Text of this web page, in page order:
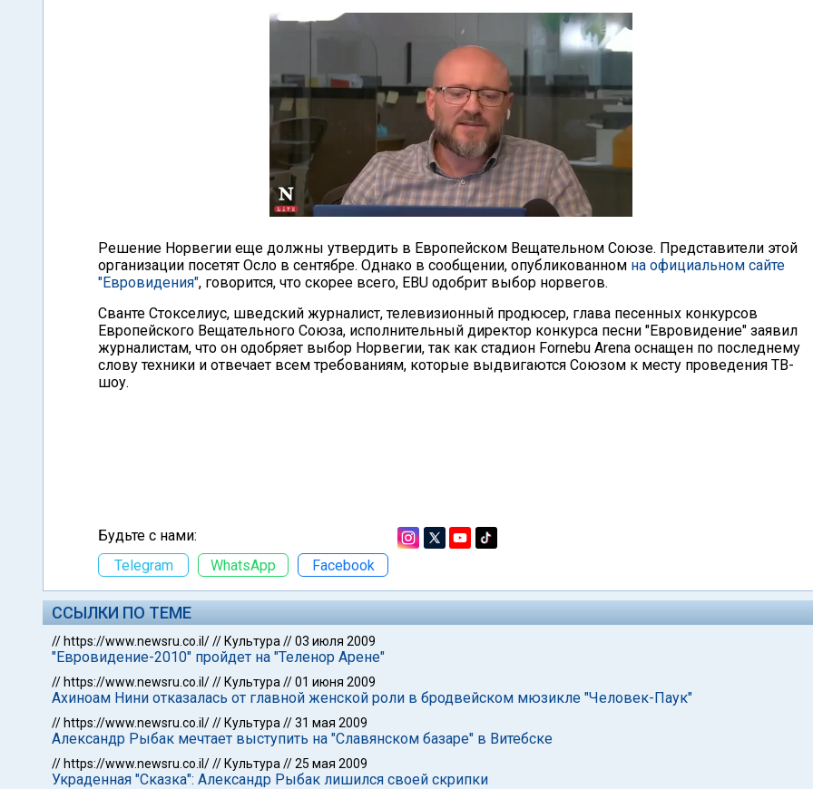
Решение Норвегии еще должны утвердить в Европейском Вещательном Союзе. Представители этой
организации посетят Осло в сентябре. Однако в сообщении, опубликованном на официальном сайте
"Евровидения", говорится, что скорее всего, EBU одобрит выбор норвегов.
Сванте Стокселиус, шведский журналист, телевизионный продюсер, глава песенных конкурсов
Европейского Вещательного Союза, исполнительный директор конкурса песни "Евровидение" заявил
журналистам, что он одобряет выбор Норвегии, так как стадион Fornebu Arena оснащен по последнему
слову техники и отвечает всем требованиям, которые выдвигаются Союзом к месту проведения ТВ-
шоу.
Будьте с нами:
Telegram
WhatsApp Facebook
ССЫЛКИ ПО ТЕМЕ
// https://www.newsru.co.il/// Культура //03 июля 2009
"Евровидение-2010" пройдет на "Теленор Арене"
// https://www.newsru.co.il/// Культура //01 июня 2009
Ахиноам Нини отказалась от главной женской роли в бродвейском мюзикле "Человек-Паук"
// https://www.newsru.co.il/// Культура //31 мая 2009
Александр Рыбак мечтает выступить на "Славянском базаре" в Витебске
// https://www.newsru.co.il/// Культура //25 мая 2009
Украденная "Сказка": Александр Рыбак лишился своей скрипки